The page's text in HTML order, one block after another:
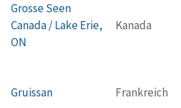
Grosse Seen
Canada / Lake Erie,
ON
Kanada
Gruissan Frankreich